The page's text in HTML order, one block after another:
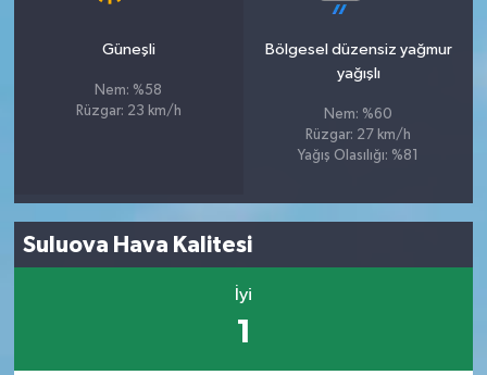
Güneşli
Nem: %58
Rüzgar: 23 km/h
Bölgesel düzensiz yağmur
yağışlı
Nem: %60
Rüzgar: 27 km/h
Yağış Olasılığı: %81
Suluova Hava Kalitesi
İyi
1